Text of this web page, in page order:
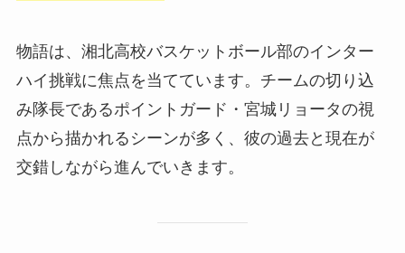
物語は、湘北高校バスケットボール部のインター
ハイ挑戦に焦点を当てています。チームの切り込
み隊長であるポイントガード・宮城リョータの視
点から描かれるシーンが多く、彼の過去と現在が
交錯しながら進んでいきます。